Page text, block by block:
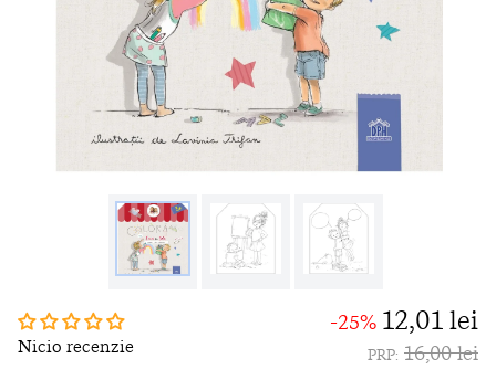
Nicio recenzie
-25% 12,01 lei
PRP: 16,00 lei